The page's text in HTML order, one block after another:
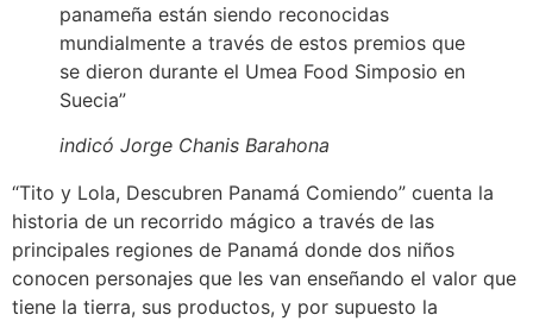
panameña están siendo reconocidas
mundialmente a través de estos premios que
se dieron durante el Umea Food Simposio en
Suecia”
indicó Jorge Chanis Barahona
“Tito y Lola, Descubren Panamá Comiendo” cuenta la
historia de un recorrido mágico a través de las
principales regiones de Panamá donde dos niños
conocen personajes que les van enseñando el valor que
tiene la tierra, sus productos, y por supuesto la